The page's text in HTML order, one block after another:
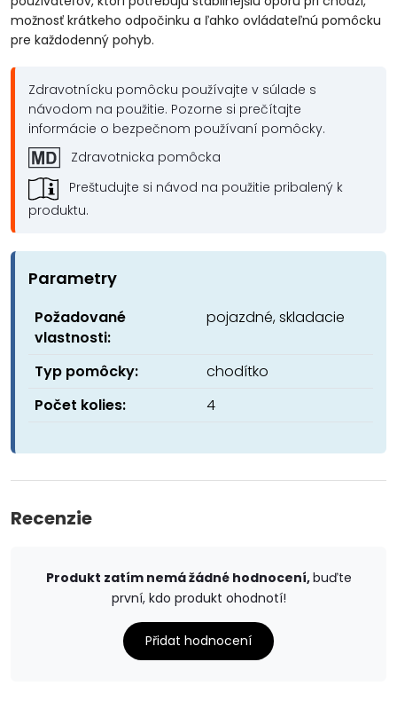
možnosť krátkeho odpočinku a ľahko ovládateľnú pomôcku
pre každodenný pohyb.
Zdravotnícku pomôcku používajte v súlade s
návodom na použitie. Pozorne si prečítajte
informácie o bezpečnom používaní pomôcky.
Zdravotnicka pomôcka
Preštudujte si návod na použitie pribalený k
produktu.
Parametry
Požadované
vlastnosti:
pojazdné, skladacie
Typ pomôcky:
chodítko
Počet kolies:
4
Recenzie
Produkt zatím nemá žádné hodnocení,buďte
první, kdo produkt ohodnotí!
Přidat hodnocení